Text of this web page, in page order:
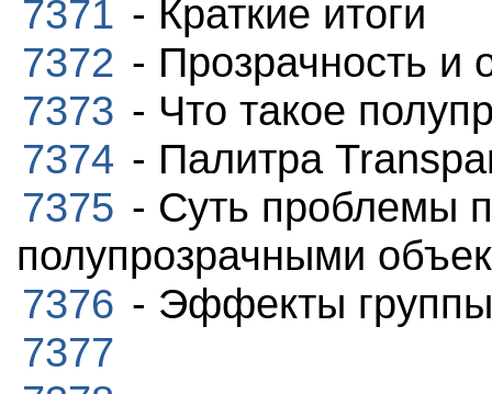
7371 - Краткие итоги
7372 - Прозрачность и
7373 - Что такое
7374 - Палитра
7375 - Суть проблемы
полупрозрачными
7376 - Эффекты
7377